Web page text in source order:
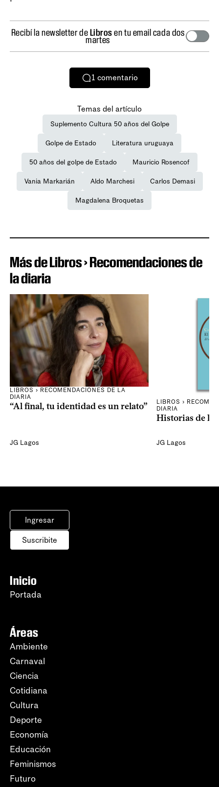
Recibí la newsletter deLibrosen tu email cada dos
martes
1 comentario
Temas del artículo
Suplemento Cultura 50 años del Golpe
Golpe de Estado Literatura uruguaya
50 años del golpe de Estado Mauricio Rosencof
Vania Markarián Aldo Marchesi Carlos Demasi
Magdalena Broquetas
Más de Libros › Recomendaciones de
la diaria
LIBROS › RECOMENDACIONES DE LA
DIARIA
“Al final, tu identidad es un relato”
JG Lagos
LIBROS ›
DIARIA
Historias de la
JG Lagos
Ingresar
Suscribite
Inicio
Portada
Áreas
Ambiente
Carnaval
Ciencia
Cotidiana
Cultura
Deporte
Economía
Educación
Feminismos
Futuro